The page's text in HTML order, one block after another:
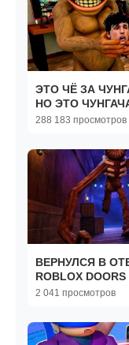
ЭТО ЧЁ ЗА
НО ЭТО
288 183 просмотров
ВЕРНУЛСЯ В
ROBLOX
2 041 просмотров